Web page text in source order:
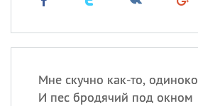
Мне скучно как-то, одиноко
И пес бродячий под окном